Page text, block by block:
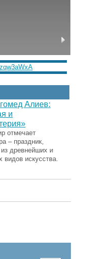
Алиев:
и
отмечает
– праздник,
древнейших и
искусства.